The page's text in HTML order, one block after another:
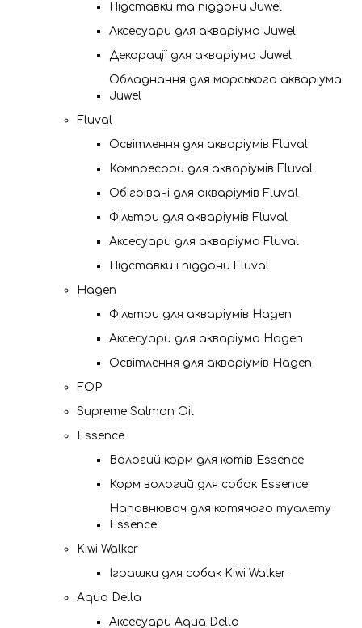
Підставки та піддони Juwel
Аксесуари для акваріума Juwel
Декорації для акваріума Juwel
Обладнання для морського акваріума
Juwel
Fluval
Освітлення для акваріумів Fluval
Компресори для акваріумів Fluval
Обігрівачі для акваріумів Fluval
Фільтри для акваріумів Fluval
Аксесуари для акваріума Fluval
Підставки і піддони Fluval
Hagen
Фільтри для акваріумів Hagen
Аксесуари для акваріума Hagen
Освітлення для акваріумів Hagen
FOP
Supreme Salmon Oil
Essence
Вологий корм для котів Essence
Корм вологий для собак Essence
Наповнювач для котячого туалету
Essence
Kiwi Walker
Іграшки для собак Kiwi Walker
Aqua Della
Аксесуари Aqua Della